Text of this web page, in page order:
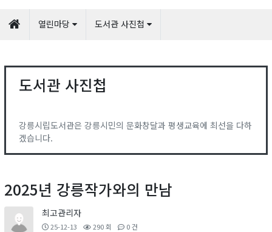
열린마당 도서관 사진첩
도서관 사진첩
강릉시립도서관은 강릉시민의 문화창달과 평생교육에 최선을 다하
겠습니다.
2025년 강릉작가와의 만남
최고관리자
25-12-13 290 회 0 건